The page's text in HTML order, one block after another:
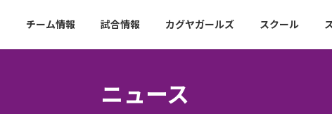
チーム情報 試合情報 カグヤガールズ スクール
ニュース